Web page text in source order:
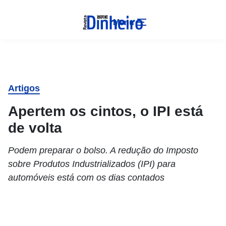
Menu
Artigos
Apertem os cintos, o IPI está
de volta
Podem preparar o bolso. A redução do Imposto
sobre Produtos Industrializados (IPI) para
automóveis está com os dias contados